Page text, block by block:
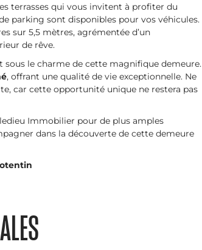
terrasses qui vous invitent à profiter du
parking sont disponibles pour vos véhicules.
sur 5,5 mètres, agrémentée d’un
de rêve.
le charme de cette magnifique demeure.
, offrant une qualité de vie exceptionnelle. Ne
car cette opportunité unique ne restera pas
Immobilier pour de plus amples
dans la découverte de cette demeure